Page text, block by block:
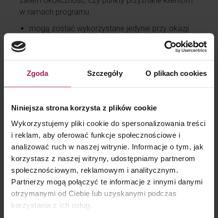
Zgoda Szczegóły O plikach cookies
Niniejsza strona korzysta z plików cookie
Wykorzystujemy pliki cookie do spersonalizowania treści
i reklam, aby oferować funkcje społecznościowe i
analizować ruch w naszej witrynie. Informacje o tym, jak
korzystasz z naszej witryny, udostępniamy partnerom
społecznościowym, reklamowym i analitycznym.
Partnerzy mogą połączyć te informacje z innymi danymi
otrzymanymi od Ciebie lub uzyskanymi podczas
korzystania z ich usług.
w ramach programu
mogą zostać wykorzystane jedynie przy okazji
mogą zostać wykorzystane samodzielnie
(bez dokonywania przy tym innych zakupów).
W pierwszym przypadku, tak jak w rozpatrywanej
gdyż nie można tylko przy ich wykorzystaniu nabyć
towarów/usługi. Stanowią one za to rabat
do wykorzystania przy okazji kolejnych zakupów.
Z drugiej strony, gdyby takie punkty były możliwe
do wykorzystania w dowolnym momencie tzn.
niezależnie od dokonania kolejnych zakupów,
to mogłyby stanowić bony w rozumieniu przepisów
VAT. Powyższy wniosek odnosi się oczywiście
zarówno do punktów, jak i innych form programów